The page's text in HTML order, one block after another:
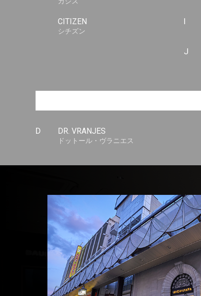
CITIZEN
シチズン
I
J
D DR. VRANJES
ドットール・ヴラニエス